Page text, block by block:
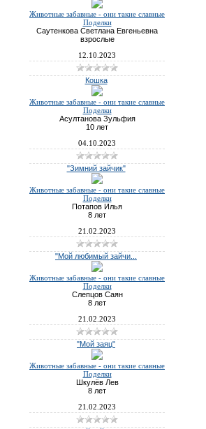
Животные забавные - они такие славные
Поделки
Саутенкова Светлана Евгеньевна
взрослые
12.10.2023
Кошка
Животные забавные - они такие славные
Поделки
Асултанова Зульфия
10 лет
04.10.2023
"Зимний зайчик"
Животные забавные - они такие славные
Поделки
Потапов Илья
8 лет
21.02.2023
"Мой любимый зайчи...
Животные забавные - они такие славные
Поделки
Слепцов Саян
8 лет
21.02.2023
"Мой заяц"
Животные забавные - они такие славные
Поделки
Шкулёв Лев
8 лет
21.02.2023